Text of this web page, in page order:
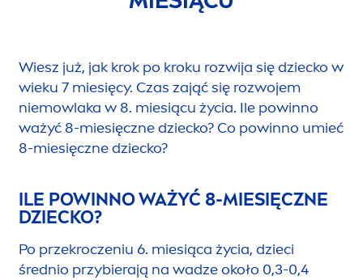
Wiesz już, jak krok po kroku rozwija się dziecko w
wieku 7 miesięcy. Czas zająć się rozwojem
niemowlaka w 8. miesiącu życia. Ile powinno
ważyć 8-miesięczne dziecko? Co powinno umieć
8-miesięczne dziecko?
ILE POWINNO WAŻYĆ 8-MIESIĘCZNE
DZIECKO?
Po przekroczeniu 6. miesiąca życia, dzieci
średnio przybierają na wadze około 0,3-0,4